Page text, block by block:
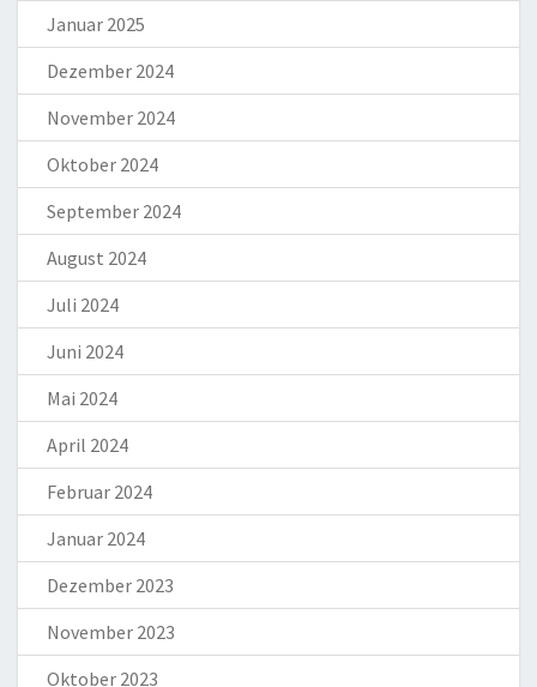
Januar 2025
Dezember 2024
November 2024
Oktober 2024
September 2024
August 2024
Juli 2024
Juni 2024
Mai 2024
April 2024
Februar 2024
Januar 2024
Dezember 2023
November 2023
Oktober 2023